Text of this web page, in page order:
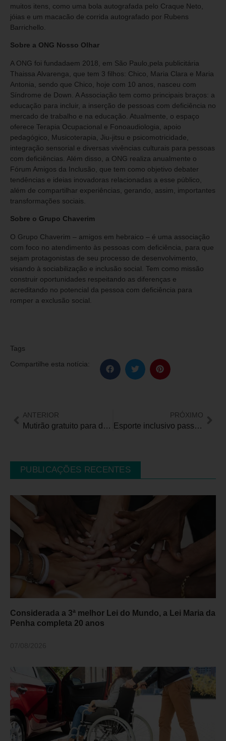
muitos itens, como uma bola autografada pelo Craque Neto,
jóias e um macacão de corrida autografado por Rubens
Barrichello.
Sobre a ONG Nosso Olhar
A ONG foi fundadaem 2018, em São Paulo,pela publicitária
Thaissa Alvarenga, que tem 3 filhos: Chico, Maria Clara e Maria
Antonia, sendo que Chico, hoje com 10 anos, nasceu com
Síndrome de Down. A Associação tem como principais braços: a
educação para incluir, a inserção de pessoas com deficiência no
mercado de trabalho e na educação. Atualmente, o espaço
oferece Terapia Ocupacional e Fonoaudiologia, apoio
pedagógico, Musicoterapia, Jiu-jitsu e psicomotricidade,
integração sensorial e diversas vivências culturais para pessoas
com deficiências. Além disso, a ONG realiza anualmente o
Fórum Amigos da Inclusão, que tem como objetivo debater
tendências e ideias inovadoras relacionadas a esse público,
além de compartilhar experiências, gerando, assim, importantes
transformações sociais.
Sobre o Grupo Chaverim
O Grupo Chaverim – amigos em hebraico – é uma associação
com foco no atendimento às pessoas com deficiência, para que
sejam protagonistas de seu processo de desenvolvimento,
visando à sociabilização e inclusão social. Tem como missão
construir oportunidades respeitando as diferenças e
acreditando no potencial da pessoa com deficiência para
romper a exclusão social.
Tags
Compartilhe esta notícia:
ANTERIOR
Mutirão gratuito para diagnóstico da Doença de Parkinson em Santo André, SP
PRÓXIMO
Esporte inclusivo passa a receber apoio da Fundação Dorina Nowill
PUBLICAÇÕES RECENTES
Considerada a 3ª melhor Lei do Mundo, a Lei Maria da
Penha completa 20 anos